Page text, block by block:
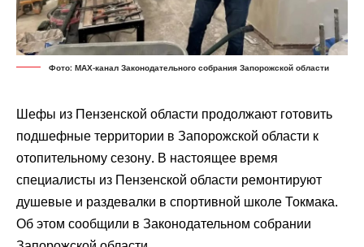
Фото: МАХ-канал Законодательного собрания Запорожской области
Шефы из Пензенской области продолжают готовить
подшефные территории в Запорожской области к
отопительному сезону. В настоящее время
специалисты из Пензенской области ремонтируют
душевые и раздевалки в спортивной школе Токмака.
Об этом сообщили в Законодательном собрании